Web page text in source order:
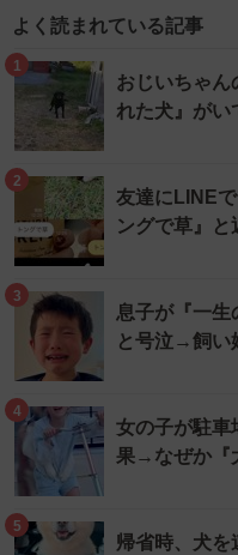
よく読まれている記事
1
おじいちゃん
れた犬』が
2
友達にLINE
ングで草』
3
息子が『一生
と号泣→飼い
4
女の子が駐車
果→なぜか『
5
帰省時、犬